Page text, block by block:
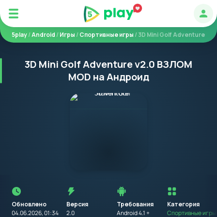
5play/Android /Игры /Спортивные игры / 3D Mini Golf Adventure
3D Mini Golf Adventure v2.0 ВЗЛОМ
MOD на Андроид
Обновлено
04.06.2026, 01:34
Версия
2.0
Требования
Android 4.1 +
установкой
приложения
на
устройство
Категория
Спортивные игры